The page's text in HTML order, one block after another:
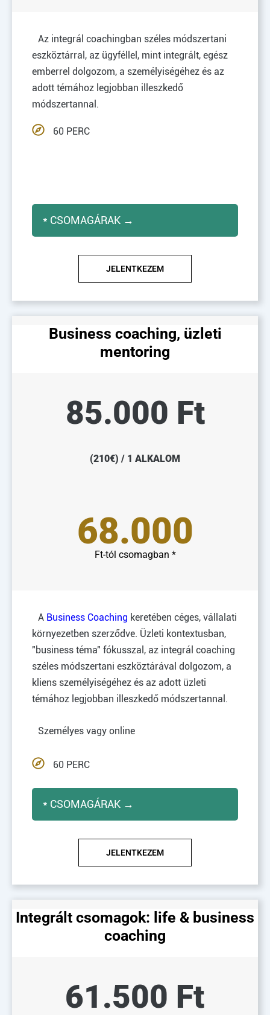
Az integrál coachingban széles módszertani
eszköztárral, az ügyféllel, mint integrált, egész
emberrel dolgozom, a személyiségéhez és az
adott témához legjobban illeszkedő
módszertannal.
60 PERC
* CSOMAGÁRAK →
JELENTKEZEM
Business coaching, üzleti
mentoring
85.000 Ft
(210€) / 1 ALKALOM
68.000
Ft-tól csomagban *
A Business Coaching keretében céges, vállalati
környezetben szerződve. Üzleti kontextusban,
"business téma" fókusszal, az integrál coaching
széles módszertani eszköztárával dolgozom, a
kliens személyiségéhez és az adott üzleti
témához legjobban illeszkedő módszertannal.
Személyes vagy online
60 PERC
* CSOMAGÁRAK →
JELENTKEZEM
Integrált csomagok: life & business
coaching
61.500 Ft